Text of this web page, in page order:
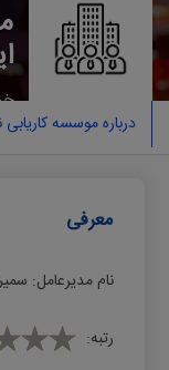
درباره موسسه کاریابی
معرفی
نام مدیرعامل:
رتبه: